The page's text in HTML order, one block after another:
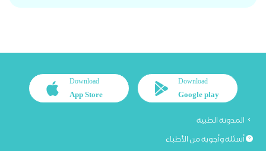
Download
Google play
Download
App Store
المدونة الطبية
أسئلة وأجوبة من الأطباء